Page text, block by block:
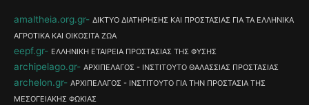
amaltheia.org.gr
ΔΙΚΤΥΟ ΔΙΑΤΗΡΗΣΗΣ ΚΑΙ ΠΡΟΣΤΑΣΙΑΣ ΓΙΑ ΤΑ ΕΛΛΗΝΙΚΑ
ΑΓΡΟΤΙΚΑ ΚΑΙ ΟΙΚΟΣΙΤΑ ΖΩΑ
eepf.gr ΕΛΛΗΝΙΚΗ ΕΤΑΙΡΕΙΑ ΠΡΟΣΤΑΣΙΑΣ ΤΗΣ ΦΥΣΗΣ
archipelago.gr ΑΡΧΙΠΕΛΑΓΟΣ - ΙΝΣΤΙΤΟΥΤΟ ΘΑΛΑΣΣΙΑΣ ΠΡΟΣΤΑΣΙΑΣ
archelon.gr
ΑΡΧΙΠΕΛΑΓΟΣ - ΙΝΣΤΙΤΟΥΤΟ ΓΙΑ ΤΗΝ ΠΡΟΣΤΑΣΙΑ ΤΗΣ
ΜΕΣΟΓΕΙΑΚΗΣ ΦΩΚΙΑΣ